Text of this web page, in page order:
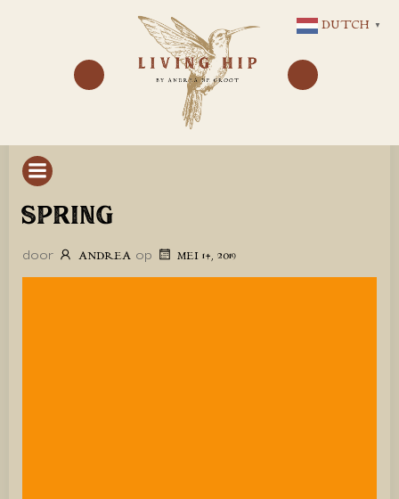
NAAR
DE
INHOUD
SPRING
door ANDREA op MEI 14, 2019
DUTCH ▼